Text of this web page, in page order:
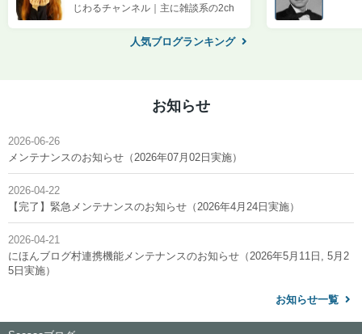
じわるチャンネル｜主に雑談系の2ch
人気ブログランキング
お知らせ
2026-06-26
メンテナンスのお知らせ（2026年07月02日実施）
2026-04-22
【完了】緊急メンテナンスのお知らせ（2026年4月24日実施）
2026-04-21
にほんブログ村連携機能メンテナンスのお知らせ（2026年5月11日, 5月2
5日実施）
お知らせ一覧